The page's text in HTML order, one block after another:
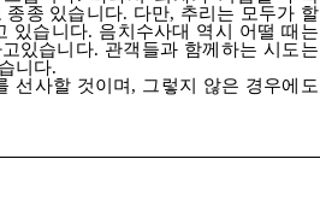
종종 있습니다. 다만, 추리는 모두가 할
있습니다. 음치수사대 역시 어떨 때는
있습니다. 관객들과 함께하는 시도는
니다.
선사할 것이며 , 그렇지 않은 경우에도